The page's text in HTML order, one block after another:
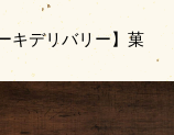
ーキデリバリー】菓子